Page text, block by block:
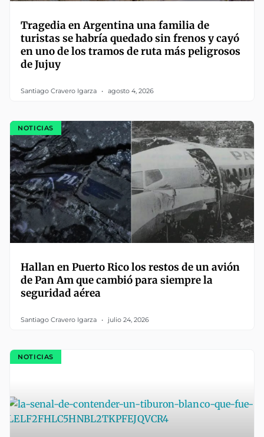
Tragedia en Argentina una familia de
turistas se habría quedado sin frenos y cayó
en uno de los tramos de ruta más peligrosos
de Jujuy
Santiago Cravero Igarza agosto 4, 2026
NOTICIAS
Hallan en Puerto Rico los restos de un avión
de Pan Am que cambió para siempre la
seguridad aérea
Santiago Cravero Igarza julio 24, 2026
NOTICIAS